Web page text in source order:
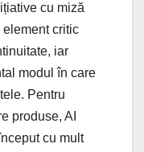
cu miză
critic
iar
modul în care
Pentru
produse, AI
cu mult